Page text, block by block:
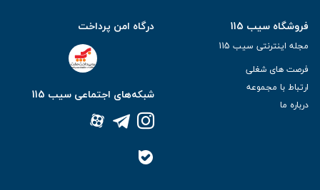
فروشگاه سیب 115
مجله اینترنتی سیب 115
فرصت های شغلی
ارتباط با مجموعه
درباره ما
درگاه امن پرداخت
شبکه‌های اجتماعی سیب 115